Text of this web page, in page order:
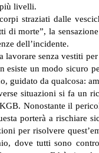
livelli.
straziati dalle
morte”, la
dell’incidente.
senza vestiti
un modo sicuro
da qualcosa:
situazioni si fa un
Nonostante il
porterà a rischiare
per risolvere
dove tutti sono